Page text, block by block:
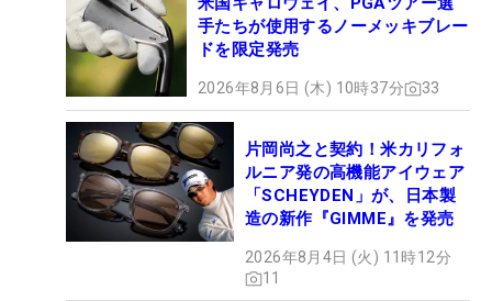
手たちが使用するノーメッキブレー
ドを限定発売
2026年8月6日 (木) 10時37分 33
片岡尚之と契約！米カリフォ
ルニア発の高機能アイウェア
「SCHEYDEN」が、日本製
造の新作『GIMME』を発売
2026年8月4日 (火) 11時12分
11